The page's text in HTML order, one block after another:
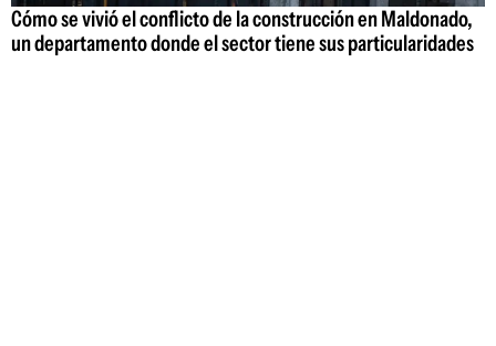
Cómo se vivió el conflicto de la construcción en Maldonado,
un departamento donde el sector tiene sus particularidades